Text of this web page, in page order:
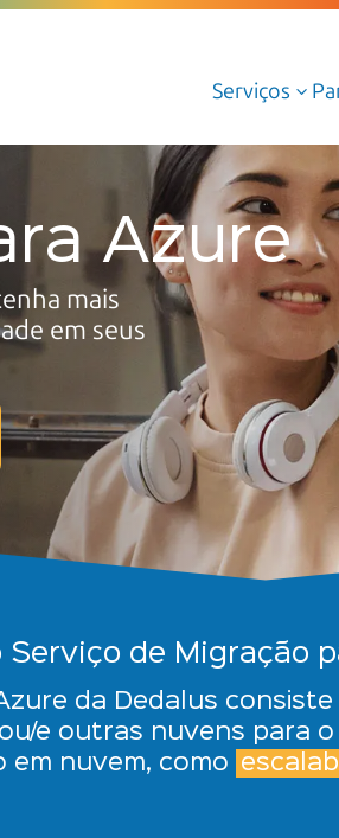
Serviços 3
Serviços
Serviços
Cloud AWS
Cloud Oracle
Google Cloud
Dedalus Argos
Azure
mais
em seus
Serviço de Migração
da Dedalus
e outras nuvens para
nuvem, como